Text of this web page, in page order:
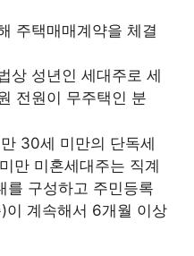
주택매매계약을 체결
상 성년인 세대주로 세
전원이 무주택인 분
30세 미만의 단독세
만 미혼세대주는 직계
를 구성하고 주민등록
이 계속해서 6개월 이상